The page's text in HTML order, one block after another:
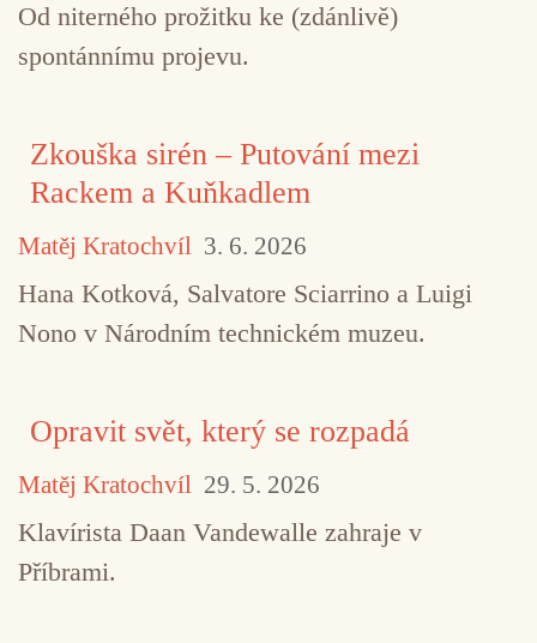
Od niterného prožitku ke (zdánlivě)
spontánnímu projevu.
Zkouška sirén – Putování mezi
Rackem a Kuňkadlem
Matěj Kratochvíl 3. 6. 2026
Hana Kotková, Salvatore Sciarrino a Luigi
Nono v Národním technickém muzeu.
Opravit svět, který se rozpadá
Matěj Kratochvíl 29. 5. 2026
Klavírista Daan Vandewalle zahraje v
Příbrami.